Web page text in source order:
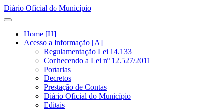
Diário Oficial do Município
Home [H]
Acesso a Informação [A]
Regulamentação Lei 14.133
Conhecendo a Lei nº 12.527/2011
Portarias
Decretos
Prestação de Contas
Diário Oficial do Município
Editais